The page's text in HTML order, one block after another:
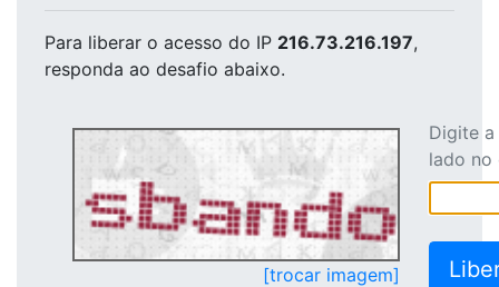
Para liberar o acesso do IP 216.73.216.197,
responda ao desafio abaixo.
[trocar imagem]
Digite
lado no